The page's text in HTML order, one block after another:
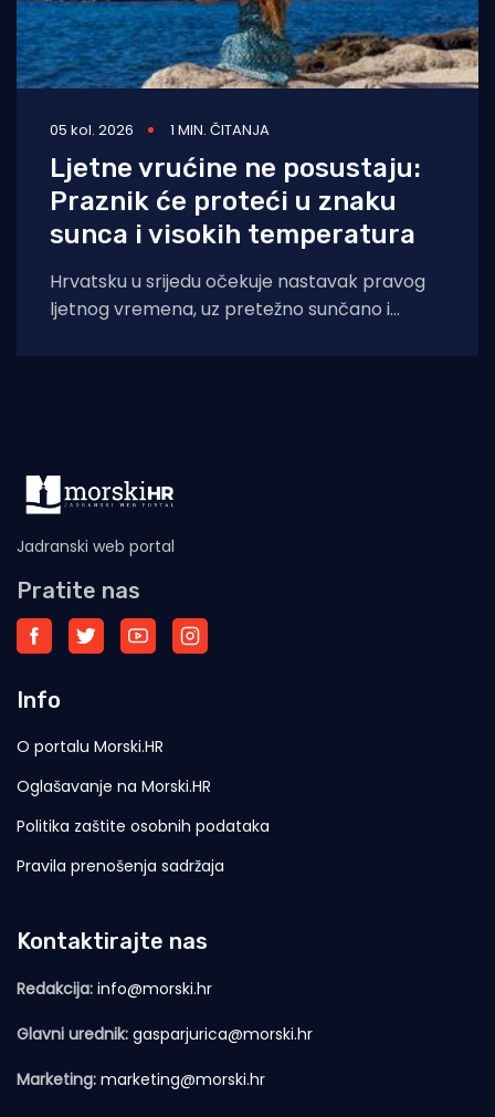
05 kol. 2026 1 MIN. ČITANJA
Ljetne vrućine ne posustaju:
Praznik će proteći u znaku
sunca i visokih temperatura
Hrvatsku u srijedu očekuje nastavak pravog
ljetnog vremena, uz pretežno sunčano i
Jadranski web portal
Pratite nas
Info
O portalu Morski.HR
Oglašavanje na Morski.HR
Politika zaštite osobnih podataka
Pravila prenošenja sadržaja
Kontaktirajte nas
Redakcija: info@morski.hr
Glavni urednik: gasparjurica@morski.hr
Marketing: marketing@morski.hr